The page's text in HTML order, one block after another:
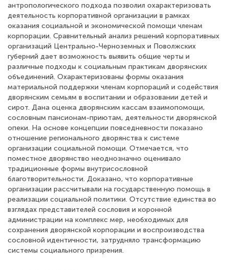
антропологического подхода позволил охарактеризовать
деятельность корпоративной организации в рамках
оказания социальной и экономической помощи членам
корпорации. Сравнительный анализ решений корпоративных
организаций Центрально-Черноземных и Поволжских
губерний дает возможность выявить общие черты и
различные подходы к социальным практикам дворянских
объединений. Охарактеризованы формы оказания
материальной поддержки членам корпораций и содействия
дворянским семьям в воспитании и образовании детей и
сирот. Дана оценка дворянским кассам взаимопомощи,
сословным пансионам-приютам, деятельности дворянской
опеки. На основе концепции повседневности показано
отношение регионального дворянства к системе
организации социальной помощи. Отмечается, что
поместное дворянство неоднозначно оценивало
традиционные формы внутрисословной
благотворительности. Доказано, что корпоративные
организации рассчитывали на государственную помощь в
реализации социальной политики. Отсутствие единства во
взглядах представителей сословия и коронной
администрации на комплекс мер, необходимых для
сохранения дворянской корпорации и воспроизводства
сословной идентичности, затрудняло трансформацию
системы социального призрения.